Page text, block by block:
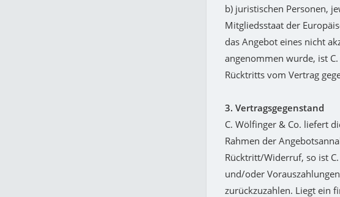
b) juristischen Personen,
Mitgliedsstaat der
das Angebot eines nicht
angenommen wurde, ist
Rücktritts vom Vertrag
3. Vertragsgegenstand
C. Wölfinger & Co. liefert
Rahmen der
Rücktritt/Widerruf, so ist
und/oder
zurückzuzahlen. Liegt ein